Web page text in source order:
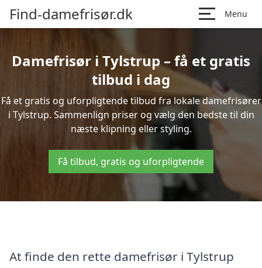
Find-damefrisør.dk Menu
Damefrisør i Tylstrup – få et gratis
tilbud i dag
Få et gratis og uforpligtende tilbud fra lokale damefrisører
i Tylstrup. Sammenlign priser og vælg den bedste til din
næste klipning eller styling.
Få tilbud, gratis og uforpligtende
At finde den rette damefrisør i Tylstrup